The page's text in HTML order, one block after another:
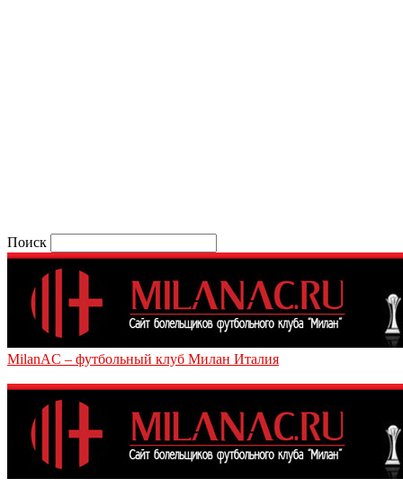
Поиск
MilanAC – футбольный клуб Милан Италия